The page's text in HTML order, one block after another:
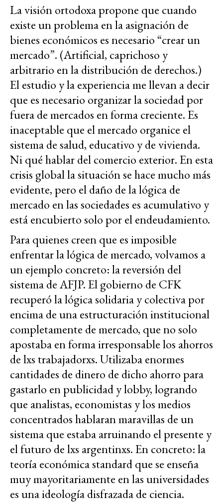
La visión ortodoxa propone que cuando
existe un problema en la asignación de
bienes económicos es necesario “crear un
mercado”. (Artificial, caprichoso y
arbitrario en la distribución de derechos.)
El estudio y la experiencia me llevan a decir
que es necesario organizar la sociedad por
fuera de mercados en forma creciente. Es
inaceptable que el mercado organice el
sistema de salud, educativo y de vivienda.
Ni qué hablar del comercio exterior. En esta
crisis global la situación se hace mucho más
evidente, pero el daño de la lógica de
mercado en las sociedades es acumulativo y
está encubierto solo por el endeudamiento.
Para quienes creen que es imposible
enfrentar la lógica de mercado, volvamos a
un ejemplo concreto: la reversión del
sistema de AFJP. El gobierno de CFK
recuperó la lógica solidaria y colectiva por
encima de una estructuración institucional
completamente de mercado, que no solo
apostaba en forma irresponsable los ahorros
de lxs trabajadorxs. Utilizaba enormes
cantidades de dinero de dicho ahorro para
gastarlo en publicidad y lobby, logrando
que analistas, economistas y los medios
concentrados hablaran maravillas de un
sistema que estaba arruinando el presente y
el futuro de lxs argentinxs. En concreto: la
teoría económica standard que se enseña
muy mayoritariamente en las universidades
es una ideología disfrazada de ciencia.